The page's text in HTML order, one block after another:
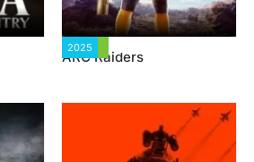
2025
ARC Raiders